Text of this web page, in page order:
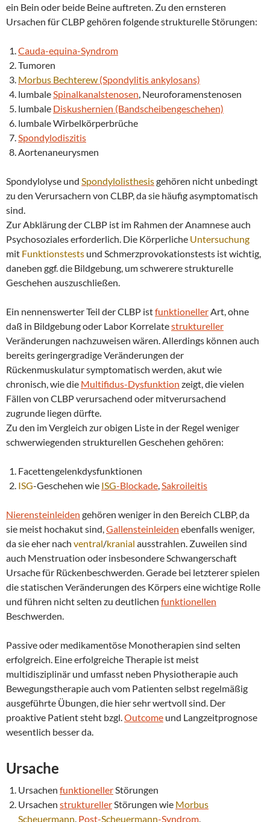
ein Bein oder beide Beine auftreten. Zu den ernsteren
Ursachen für CLBP gehören folgende strukturelle Störungen:
Cauda-equina-Syndrom
Tumoren
Morbus Bechterew (Spondylitis ankylosans)
lumbaleSpinalkanalstenosen, Neuroforamenstenosen
lumbale Diskushernien (Bandscheibengeschehen)
lumbale Wirbelkörperbrüche
Spondylodiszitis
Aortenaneurysmen
Spondylolyse und Spondylolisthesisgehören nicht unbedingt
zu den Verursachern von CLBP, da sie häufig asymptomatisch
sind.
Zur Abklärung der CLBP ist im Rahmen der Anamnese auch
Psychosoziales erforderlich. Die Körperliche Untersuchung
mit Funktionstests und Schmerzprovokationstests ist wichtig,
daneben ggf. die Bildgebung, um schwerere strukturelle
Geschehen auszuschließen.
Ein nennenswerter Teil der CLBP istfunktionellerArt, ohne
daß in Bildgebung oder Labor Korrelatestruktureller
Veränderungen nachzuweisen wären. Allerdings können auch
bereits geringergradige Veränderungen der
Rückenmuskulatur symptomatisch werden, akut wie
chronisch, wie die Multifidus-Dysfunktion zeigt, die vielen
Fällen von CLBP verursachend oder mitverursachend
zugrunde liegen dürfte.
Zu den im Vergleich zur obigen Liste in der Regel weniger
schwerwiegenden strukturellen Geschehen gehören:
Facettengelenkdysfunktionen
ISG-Geschehen wie ISG-Blockade,Sakroileitis
Nierensteinleiden gehören weniger in den Bereich CLBP, da
sie meist hochakut sind,Gallensteinleiden ebenfalls weniger,
da sie eher nach ventral/kranial ausstrahlen. Zuweilen sind
auch Menstruation oder insbesondere Schwangerschaft
Ursache für Rückenbeschwerden. Gerade bei letzterer spielen
die statischen Veränderungen des Körpers eine wichtige Rolle
und führen nicht selten zu deutlichen funktionellen
Beschwerden.
Passive oder medikamentöse Monotherapien sind selten
erfolgreich. Eine erfolgreiche Therapie ist meist
multidisziplinär und umfasst neben Physiotherapie auch
Bewegungstherapie auch vom Patienten selbst regelmäßig
ausgeführte Übungen, die hier sehr wertvoll sind. Der
proaktive Patient steht bzgl.Outcome und Langzeitprognose
wesentlich besser da.
Ursache
Ursachen funktionellerStörungen
Ursachen strukturellerStörungen wie Morbus
Scheuermann, Post-Scheuermann-Syndrom,